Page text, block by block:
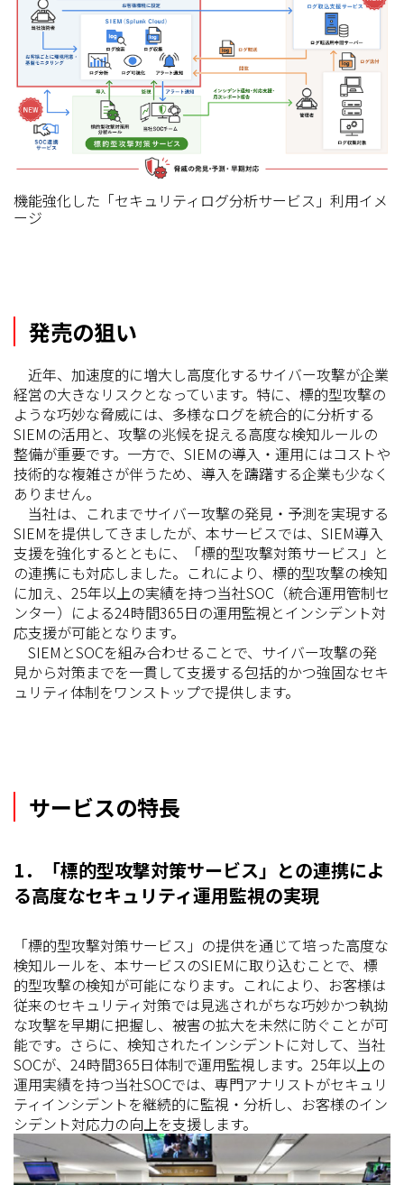
機能強化した「セキュリティログ分析サービス」利用イメ
ージ
発売の狙い
近年、加速度的に増大し高度化するサイバー攻撃が企業
経営の大きなリスクとなっています。特に、標的型攻撃の
ような巧妙な脅威には、多様なログを統合的に分析する
SIEMの活用と、攻撃の兆候を捉える高度な検知ルールの
整備が重要です。一方で、SIEMの導入・運用にはコストや
技術的な複雑さが伴うため、導入を躊躇する企業も少なく
ありません。
当社は、これまでサイバー攻撃の発見・予測を実現する
SIEMを提供してきましたが、本サービスでは、SIEM導入
支援を強化するとともに、「標的型攻撃対策サービス」と
の連携にも対応しました。これにより、標的型攻撃の検知
に加え、25年以上の実績を持つ当社SOC（統合運用管制セ
ンター）による24時間365日の運用監視とインシデント対
応支援が可能となります。
SIEMとSOCを組み合わせることで、サイバー攻撃の発
見から対策までを一貫して支援する包括的かつ強固なセキ
ュリティ体制をワンストップで提供します。
サービスの特長
1．「標的型攻撃対策サービス」との連携によ
る高度なセキュリティ運用監視の実現
「標的型攻撃対策サービス」の提供を通じて培った高度な
検知ルールを、本サービスのSIEMに取り込むことで、標
的型攻撃の検知が可能になります。これにより、お客様は
従来のセキュリティ対策では見逃されがちな巧妙かつ執拗
な攻撃を早期に把握し、被害の拡大を未然に防ぐことが可
能です。さらに、検知されたインシデントに対して、当社
SOCが、24時間365日体制で運用監視します。25年以上の
運用実績を持つ当社SOCでは、専門アナリストがセキュリ
ティインシデントを継続的に監視・分析し、お客様のイン
シデント対応力の向上を支援します。